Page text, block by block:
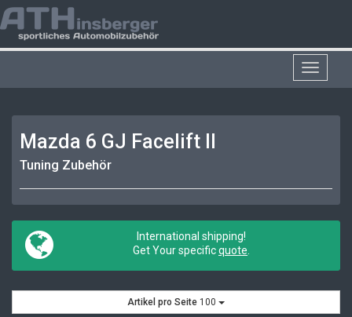
Toggle
Mazda 6 GJ Facelift II
Tuning Zubehör
International shipping!
Get Your specificquote
Artikel pro Seite 100